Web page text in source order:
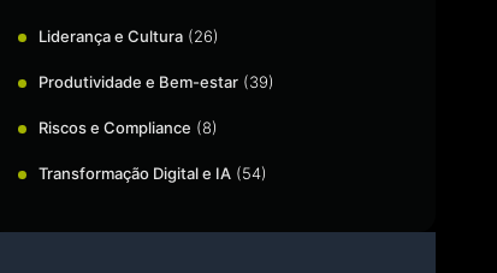
Liderança e Cultura (26)
Produtividade e Bem-estar (39)
Riscos e Compliance (8)
Transformação Digital e IA (54)